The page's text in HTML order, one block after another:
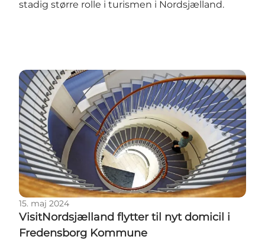
stadig større rolle i turismen i Nordsjælland.
VisitNordsjælland flytter til nyt domicil i
15. maj 2024
VisitNordsjælland flytter til nyt domicil i
Fredensborg Kommune